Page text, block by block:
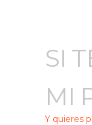
SI
MI
Y quieres